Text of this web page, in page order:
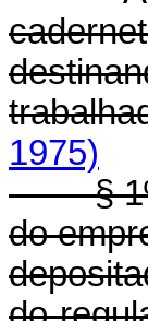
1975)
§ 1º -
do